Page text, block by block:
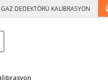
DEDEKTÖRÜ KALİBRASYON